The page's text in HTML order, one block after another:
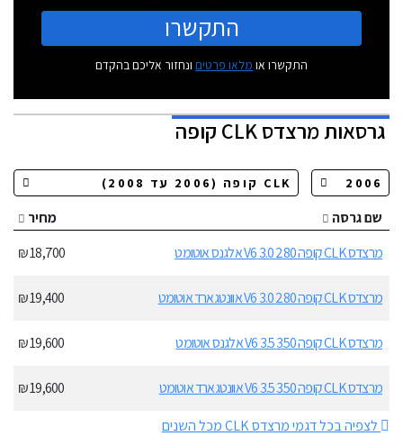
התקשרו
התקשרו או מלאו פרטים ונחזור אליכם בהקדם
גרסאותמרצדס CLK קופה
שם גרסה
מחיר
מרצדס CLK קופה 280 3.0 V6 אלגנס אוטומט
18,700 ₪
מרצדס CLK קופה 280 3.0 V6 אוונטגארד אוטומט 19,400 ₪
מרצדס CLK קופה 350 3.5 V6 אלגנס אוטומט 19,600 ₪
מרצדס CLK קופה 350 3.5 V6 אוונטגארד אוטומט
19,600 ₪
לצפיה בכל דגמי מרצדס CLK מכל השנים